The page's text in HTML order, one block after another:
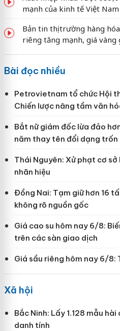
mạnh của kinh tế Việt Nam
Bản tin thị trường hàng
riêng tăng mạnh, giá vàng
Bài đọc nhiều
Petrovietnam tổ chức Hội
Chiến lược nâng tầm văn
Bắt nữ giám đốc lừa đảo
năm thay tên đổi dạng trốn
Thái Nguyên: Xử phạt cơ
nhãn hiệu
Đồng Nai: Tạm giữ hơn 16
không rõ nguồn gốc
Giá cao su hôm nay 6/8:
trên các sàn giao dịch
Giá sầu riêng hôm nay 6/8:
Xã hội
Bắc Ninh: Lấy 1.128 mẫu
danh tính